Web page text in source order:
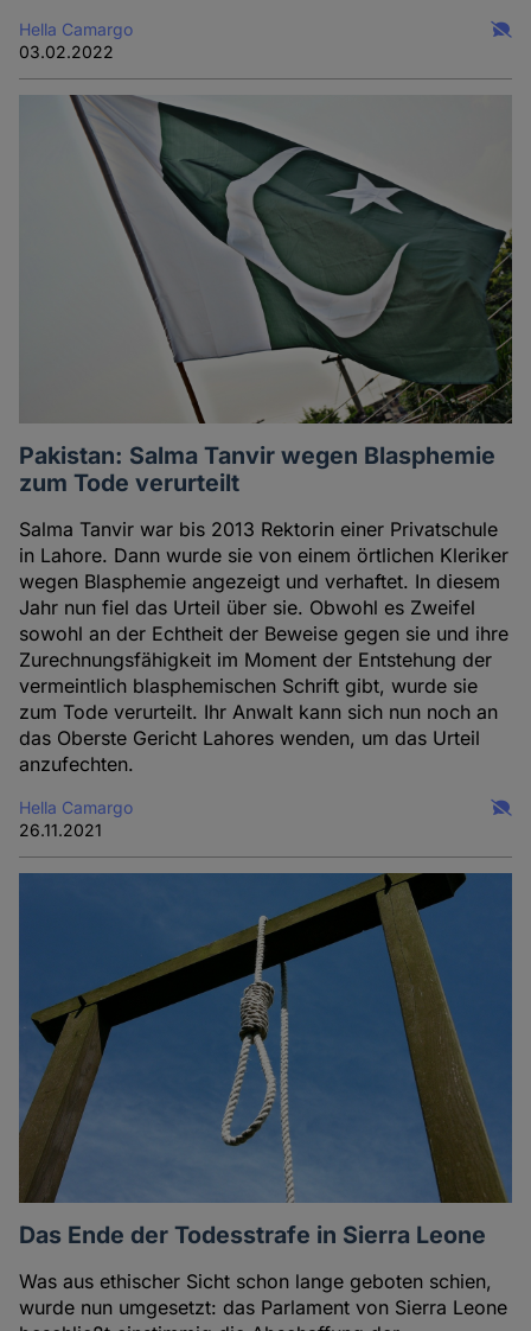
Hella Camargo
03.02.2022
Pakistan: Salma Tanvir wegen Blasphemie
zum Tode verurteilt
Salma Tanvir war bis 2013 Rektorin einer Privatschule
in Lahore. Dann wurde sie von einem örtlichen Kleriker
wegen Blasphemie angezeigt und verhaftet. In diesem
Jahr nun fiel das Urteil über sie. Obwohl es Zweifel
sowohl an der Echtheit der Beweise gegen sie und ihre
Zurechnungsfähigkeit im Moment der Entstehung der
vermeintlich blasphemischen Schrift gibt, wurde sie
zum Tode verurteilt. Ihr Anwalt kann sich nun noch an
das Oberste Gericht Lahores wenden, um das Urteil
anzufechten.
Hella Camargo
26.11.2021
Das Ende der Todesstrafe in Sierra Leone
Was aus ethischer Sicht schon lange geboten schien,
wurde nun umgesetzt: das Parlament von Sierra Leone